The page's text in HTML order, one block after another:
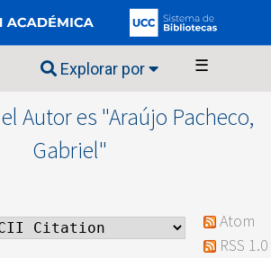
Explorar por ☰
Autor es "Araújo Pacheco,
Gabriel"
Atom
RSS 1.0